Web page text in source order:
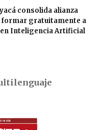
consolida alianza
gratuitamente a
en Inteligencia Artificial